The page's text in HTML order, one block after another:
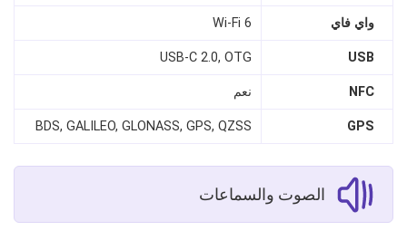
واي فاي Wi-Fi 6
USB
USB-C 2.0, OTG
NFC نعم
GPS
BDS, GALILEO, GLONASS, GPS, QZSS
الصوت والسماعات